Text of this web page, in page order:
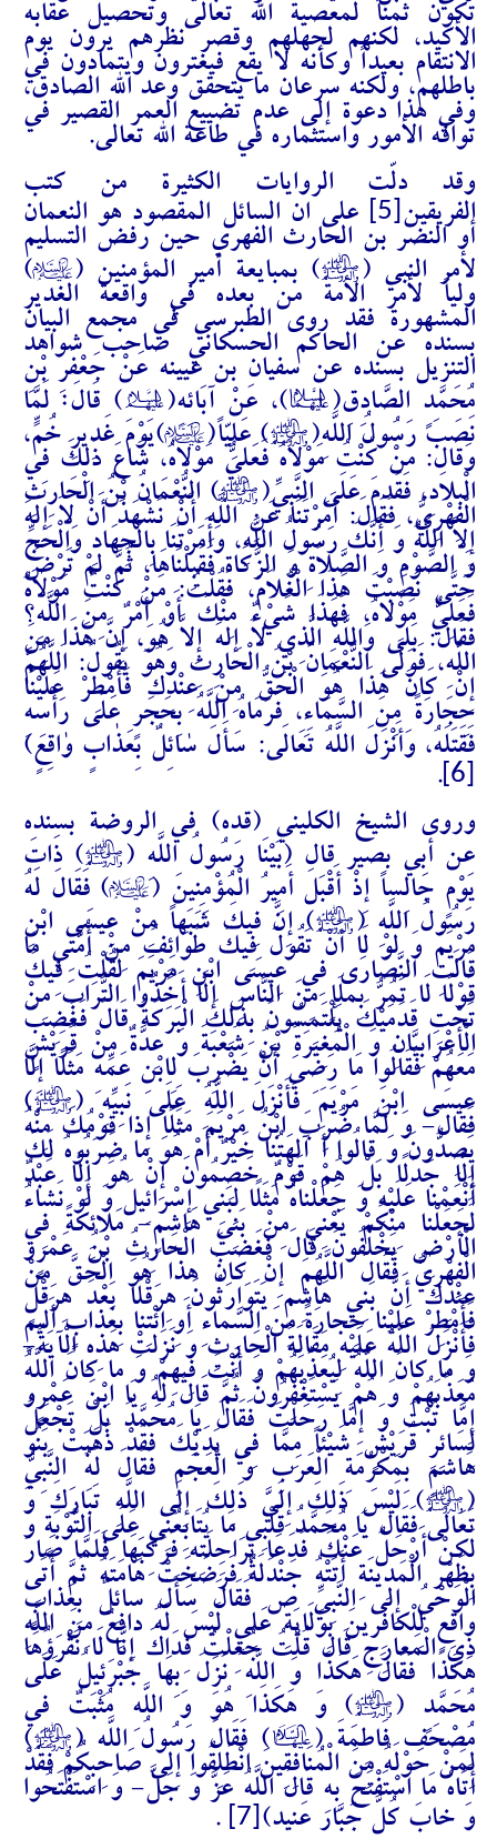
تكون ثمناً لمعصية الله تعالى وتحصيل عقابه
الأكيد، لكنهم لجهلهم وقصر نظرهم يرون يوم
الانتقام بعيداً وكأنه لا يقع فيغترون ويتمادون في
باطلهم، ولكنه سرعان ما يتحقق وعد الله الصادق،
وفي هذا دعوة إلى عدم تضييع العمر القصير في
توافه الأمور واستثماره في طاعة الله تعالى.
وقد دلّت الروايات الكثيرة من كتب
الفريقين
على ان السائل المقصود هو النعمان
أو النضر بن الحارث الفهري حين رفض التسليم
لأمر النبي (J) بمبايعة أمير المؤمنين (A
)
ولياً لأمر الأمة من بعده في واقعة الغدير
المشهورة فقد روى الطبرسي في مجمع البيان
بسنده عن الحاكم الحسكاني صاحب شواهد
التنزيل بسنده عن سفيان بن عيينهعَنْ جَعْفَرِ بْنِ
مُحَمَّدٍ الصَّادِقِ(C)، عَنْ آبَائِهِ(D) قَالَ:لَمَّا
نَصَبَ رَسُولُ اللَّهِ(J) عَلِيّاً(A)يَوْمَ غَدِيرِ خُمٍّ،
وَقَالَ: مَنْ كُنْتُ مَوْلاَهُ فَعَلِيٌّ مَوْلاَهُ، شَاعَ ذَلِكَ فِي
الْبِلاَدِ، فَقَدِمَ عَلَى النَّبِيِّ(J) النُّعْمَانُ بْنُ الْحَارِثِ
الْفِهْرِيُّ، فَقَالَ: أَمَرْتَنَا عَنِ اللَّهِ أَنْ نَشْهَدَ أَنْ لاَ إِلَهَ
إِلاَّ اللَّهُ وَ أَنَّكَ رَسُولُ اللَّهِ، وَأَمَرْتَنَا بِالْجِهَادِ وَالْحَجِّ
وَ الصَّوْمِ وَ الصَّلاَةِ وَ الزَّكَاةِ فَقَبِلْنَاهَا، ثُمَّ لَمْ تَرْضَ
حَتَّى نَصَبْتَ هَذَا الْغُلاَمَ، فَقُلْتُ: مَنْ كُنْتُ مَوْلاَهُ
فَعَلِيٌّ مَوْلاَهُ، فَهَذَا شَيْءٌ مِنْكَ أَوْ أَمْرٌ مِنَ اللَّهِ؟
فَقَالَ: بَلَى وَاللَّهِ الَّذِي لاَ إِلَهَ إِلاَّ هُوَ، إِنَّ هَذَا مِنَ
اللَّهِ، فَوَلَّى النُّعْمَانُ بْنُ الْحَارِثِ وَهُوَ يَقُولُ: اَللَّهُمَّ
إِنْ كَانَ هَذَا هُوَ الْحَقُّ مِنْ عِنْدِكَ فَأَمْطِرْ عَلَيْنَا
حِجَارَةً مِنَ السَّمَاءِ، فَرَمَاهُ اللَّهُ بِحَجَرٍ عَلَى رَأْسِهِ
فَقَتَلَهُ، وَأَنْزَلَ اللَّهُ تَعَالَى: سَأَلَ سٰائِلٌ بِعَذٰابٍ وٰاقِعٍ)
.
وروى الشيخ الكليني (قده) في الروضة بسنده
عن أبي بصير قال (بَيْنَا رَسُولُ اللَّهِ (J) ذَاتَ
يَوْمٍ جَالِساً إِذْ أَقْبَلَ أَمِيرُ الْمُؤْمِنِينَ (A) فَقَالَ لَهُ
رَسُولُ اللَّهِ (J) إِنَّ فِيكَ شَبَهاً مِنْ عِيسَى ابْنِ
مَرْيَمَ‌ وَ لَوْ لَا أَنْ تَقُولَ فِيكَ طَوَائِفُ مِنْ أُمَّتِي مَا
قَالَتِ النَّصَارَى فِي عِيسَى ابْنِ مَرْيَمَ لَقُلْتُ فِيكَ
قَوْلًا لَا تَمُرُّ بِمَلَإٍ مِنَ النَّاسِ إِلَّا أَخَذُوا التُّرَابَ مِنْ
تَحْتِ قَدَمَيْكَ يَلْتَمِسُونَ بِذَلِكَ الْبَرَكَةَ قَالَ فَغَضِبَ
الْأَعْرَابِيَّانِ وَ الْمُغِيرَةُ بْنُ شُعْبَةَ وَ عِدَّةٌ مِنْ قُرَيْشٍ
مَعَهُمْ فَقَالُوا مَا رَضِيَ أَنْ يَضْرِبَ لِابْنِ عَمِّهِ مَثَلًا إِلَّا
عِيسَى ابْنَ مَرْيَمَ فَأَنْزَلَ اللَّهُ عَلَى نَبِيِّهِ (J
)
فَقَالَ- وَ لَمَّا ضُرِبَ ابْنُ مَرْيَمَ مَثَلًا إِذا قَوْمُكَ‌ مِنْهُ‌
يَصِدُّونَ‌ وَ قالُوا أَ آلِهَتُنا خَيْرٌ أَمْ هُوَ ما ضَرَبُوهُ‌ لَكَ
إِلَّا جَدَلًا بَلْ هُمْ قَوْمٌ خَصِمُونَ‌ إِنْ هُوَ إِلَّا عَبْدٌ
أَنْعَمْنا عَلَيْهِ‌ وَ جَعَلْناهُ مَثَلًا لِبَنِي إِسْرائِيلَ‌ وَ لَوْ نَشاءُ
لَجَعَلْنا مِنْكُمْ‌ يَعْنِي مِنْ بَنِي هَاشِمٍ- مَلائِكَةً فِي
الْأَرْضِ يَخْلُفُونَ‌ قَالَ فَغَضِبَ الْحَارِثُ بْنُ عَمْرٍو
الْفِهْرِيُّ فَقَالَ‌ اللَّهُمَ‌ إِنْ كانَ هذا هُوَ الْحَقَّ مِنْ
عِنْدِكَ‌ أَنَّ بَنِي هَاشِمٍ يَتَوَارَثُونَ هِرَقْلًا بَعْدَ هِرَقْلٍ‌
فَأَمْطِرْ عَلَيْنا حِجارَةً مِنَ السَّماءِ أَوِ ائْتِنا بِعَذابٍ أَلِيمٍ‌
فَأَنْزَلَ اللَّهُ عَلَيْهِ مَقَالَةَ الْحَارِثِ وَ نَزَلَتْ هَذِهِ الْآيَةُ-
وَ ما كانَ اللَّهُ لِيُعَذِّبَهُمْ وَ أَنْتَ فِيهِمْ‌ وَ ما كانَ اللَّهُ
مُعَذِّبَهُمْ وَ هُمْ يَسْتَغْفِرُونَ‌ ثُمَّ قَالَ لَهُ يَا ابْنَ عَمْرٍو
إِمَّا تُبْتَ وَ إِمَّا رَحَلْتَ فَقَالَ يَا مُحَمَّدُ بَلْ تَجْعَلُ
لِسَائِرِ قُرَيْشٍ شَيْئاً مِمَّا فِي يَدَيْكَ فَقَدْ ذَهَبَتْ بَنُو
هَاشِمٍ بِمَكْرُمَةِ الْعَرَبِ وَ الْعَجَمِ فَقَالَ لَهُ النَّبِيُّ
(
J) لَيْسَ ذَلِكَ إِلَيَّ ذَلِكَ إِلَى اللَّهِ تَبَارَكَ وَ
تَعَالَى فَقَالَ يَا مُحَمَّدُ قَلْبِي مَا يُتَابِعُنِي عَلَى التَّوْبَةِ وَ
لَكِنْ أَرْحَلُ عَنْكَ فَدَعَا بِرَاحِلَتِهِ فَرَكِبَهَا فَلَمَّا صَارَ
بِظَهْرِ الْمَدِينَةِ أَتَتْهُ جَنْدَلَةٌ فَرَضَخَتْ هَامَتَهُ ثُمَّ أَتَى
الْوَحْيُ إِلَى النَّبِيِّ ص فَقَالَ‌ سَأَلَ سائِلٌ بِعَذابٍ
واقِعٍ‌ لِلْكافِرينَ‌ بِوَلَايَةِ عَلِيٍ‌ لَيْسَ لَهُ دافِعٌ‌ مِنَ اللَّهِ‌
ذِي الْمَعارِجِ‌ قَالَ قُلْتُ جُعِلْتُ فِدَاكَ إِنَّا لَا نَقْرَؤُهَا
هَكَذَا فَقَالَ هَكَذَا وَ اللَّهِ نَزَلَ بِهَا جَبْرَئِيلُ عَلَى
مُحَمَّدٍ (J) وَ هَكَذَا هُوَ وَ اللَّهِ مُثْبَتٌ فِي
مُصْحَفِ فَاطِمَةَ (B) فَقَالَ رَسُولُ اللَّهِ (J
)
لِمَنْ حَوْلَهُ مِنَ الْمُنَافِقِينَ انْطَلِقُوا إِلَى صَاحِبِكُمْ فَقَدْ
أَتَاهُ مَا اسْتَفْتَحَ بِهِ قَالَ اللَّهُ عَزَّ وَ جَلَّ- وَ اسْتَفْتَحُوا
وَ خابَ كُلُّ جَبَّارٍ عَنِيدٍ)
.